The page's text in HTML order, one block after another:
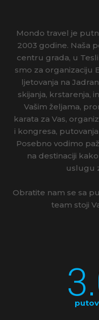
Mondo travel je
2003 godine. Naša
centru grada, u
smo za organizaciju
ljetovanja na
skijanja, krstarenja,
Vašim željama,
karata za Vas,
i kongresa,
Posebno vodimo
na destinaciji
uslugu
Obratite nam se sa
team stoji